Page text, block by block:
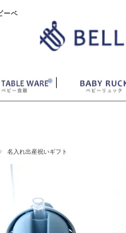
ーベ
名入れ出産祝いギフト